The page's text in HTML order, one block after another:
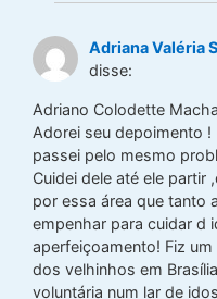
Adriana Valéria
disse:
Adriano Colodette
Adorei seu depoimento
passei pelo mesmo
Cuidei dele até ele partir
por essa área que tanto
empenhar para cuidar d
aperfeiçoamento! Fiz
dos velhinhos em
voluntária num lar de